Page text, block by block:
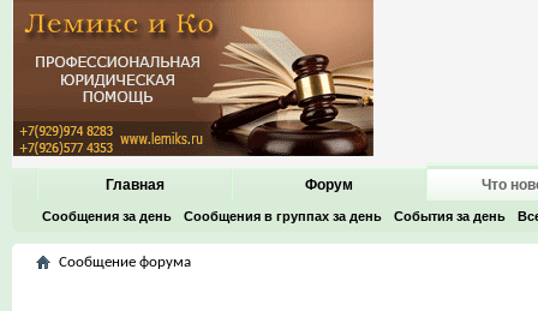
Главная Форум Что
Сообщения за день Сообщения в группах за день События за день
Сообщение форума